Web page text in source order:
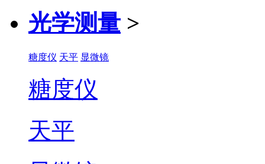
光学测量 >
糖度仪 天平 显微镜
糖度仪
天平